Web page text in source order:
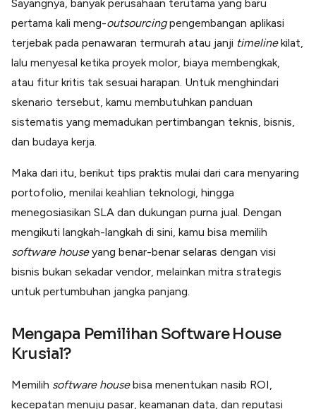
Software Akuntansi
Pencatatan Laporan Keuangan Gratis
Integrasi Accurate
Sayangnya, banyak perusahaan terutama yang baru
pertama kali meng-outsourcingpengembangan aplikasi
terjebak pada penawaran termurah atau janji timelinekilat,
lalu menyesal ketika proyek molor, biaya membengkak,
atau fitur kritis tak sesuai harapan. Untuk menghindari
skenario tersebut, kamu membutuhkan panduan
sistematis yang memadukan pertimbangan teknis, bisnis,
dan budaya kerja.
Maka dari itu, berikut tips praktis mulai dari cara menyaring
portofolio, menilai keahlian teknologi, hingga
menegosiasikan SLA dan dukungan purna jual. Dengan
mengikuti langkah-langkah di sini, kamu bisa memilih
software houseyang benar-benar selaras dengan visi
bisnis bukan sekadar vendor, melainkan mitra strategis
untuk pertumbuhan jangka panjang.
Mengapa Pemilihan Software House
Krusial?
Memilih software housebisa menentukan nasib ROI,
kecepatan menuju pasar, keamanan data, dan reputasi